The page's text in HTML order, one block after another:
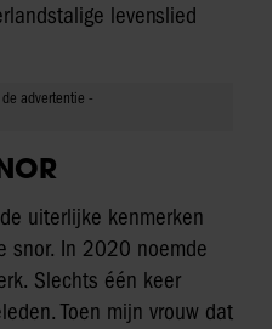
levenslied
uiterlijke kenmerken
snor. In 2020 noemde
Slechts één keer
Toen mijn vrouw dat